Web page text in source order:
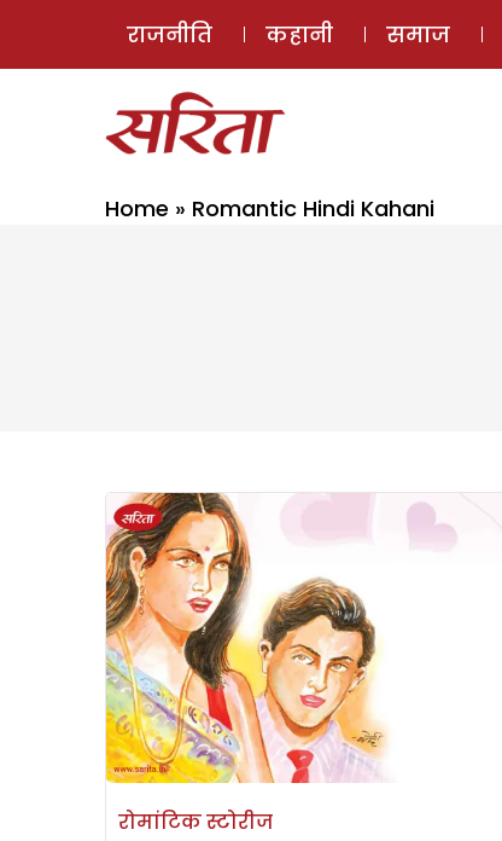
राजनीति कहानी समाज
Home » Romantic Hindi Kahani
रोमांटिक स्टोरीज